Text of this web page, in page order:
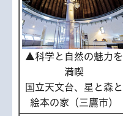
▲科学と自然の魅力を
満喫
国立天文台、星と森と
絵本の家（三鷹市）